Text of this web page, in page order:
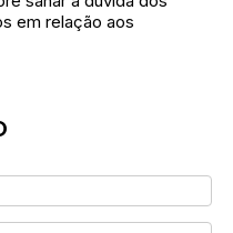
em relação aos